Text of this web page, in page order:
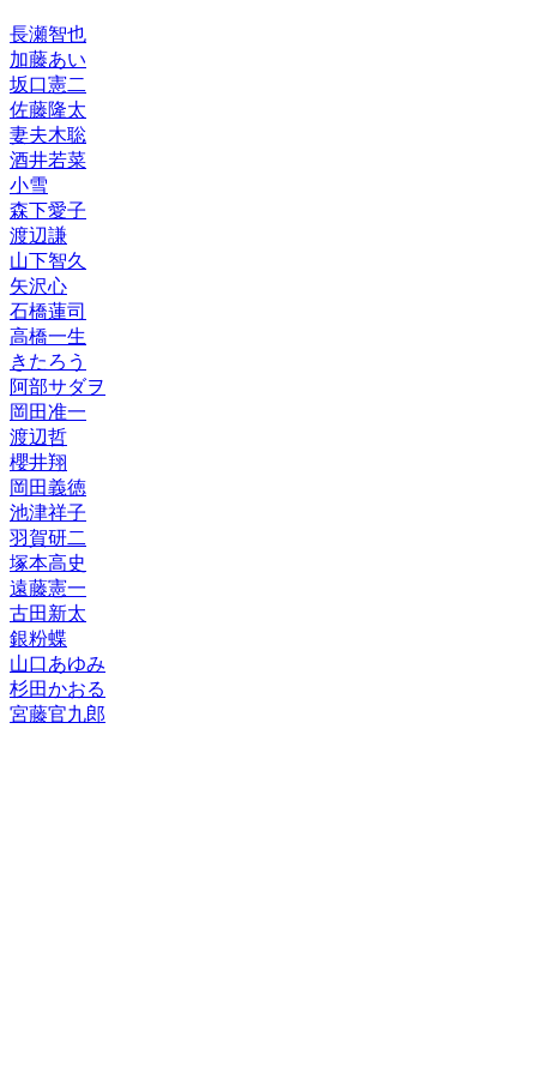
長瀬智也
加藤あい
坂口憲二
佐藤隆太
妻夫木聡
酒井若菜
小雪
森下愛子
渡辺謙
山下智久
矢沢心
石橋蓮司
高橋一生
きたろう
阿部サダヲ
岡田准一
渡辺哲
櫻井翔
岡田義徳
池津祥子
羽賀研二
塚本高史
遠藤憲一
古田新太
銀粉蝶
山口あゆみ
杉田かおる
宮藤官九郎